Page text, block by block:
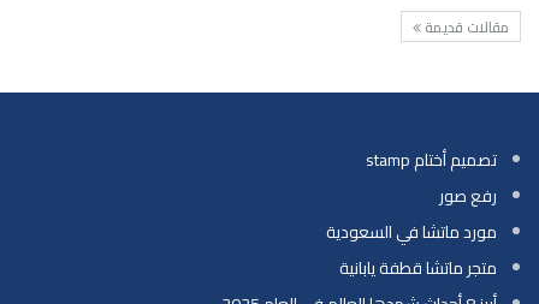
مقالات قديمة
تصميم أختام stamp
رفع صور
مورد ماتشا في السعودية
متجر ماتشا قطفة يابانية